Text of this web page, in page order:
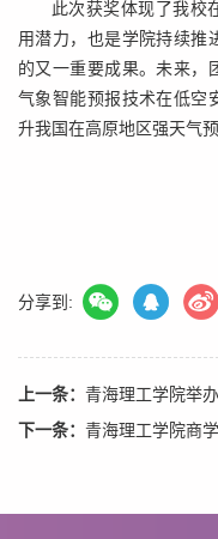
此次获奖体现了我校
用潜力，也是学院持续推
的又一重要成果。未来，
气象智能预报技术在低空
升我国在高原地区强天气
分享到:
上一条： 青海理工学院举
下一条： 青海理工学院商学院“华